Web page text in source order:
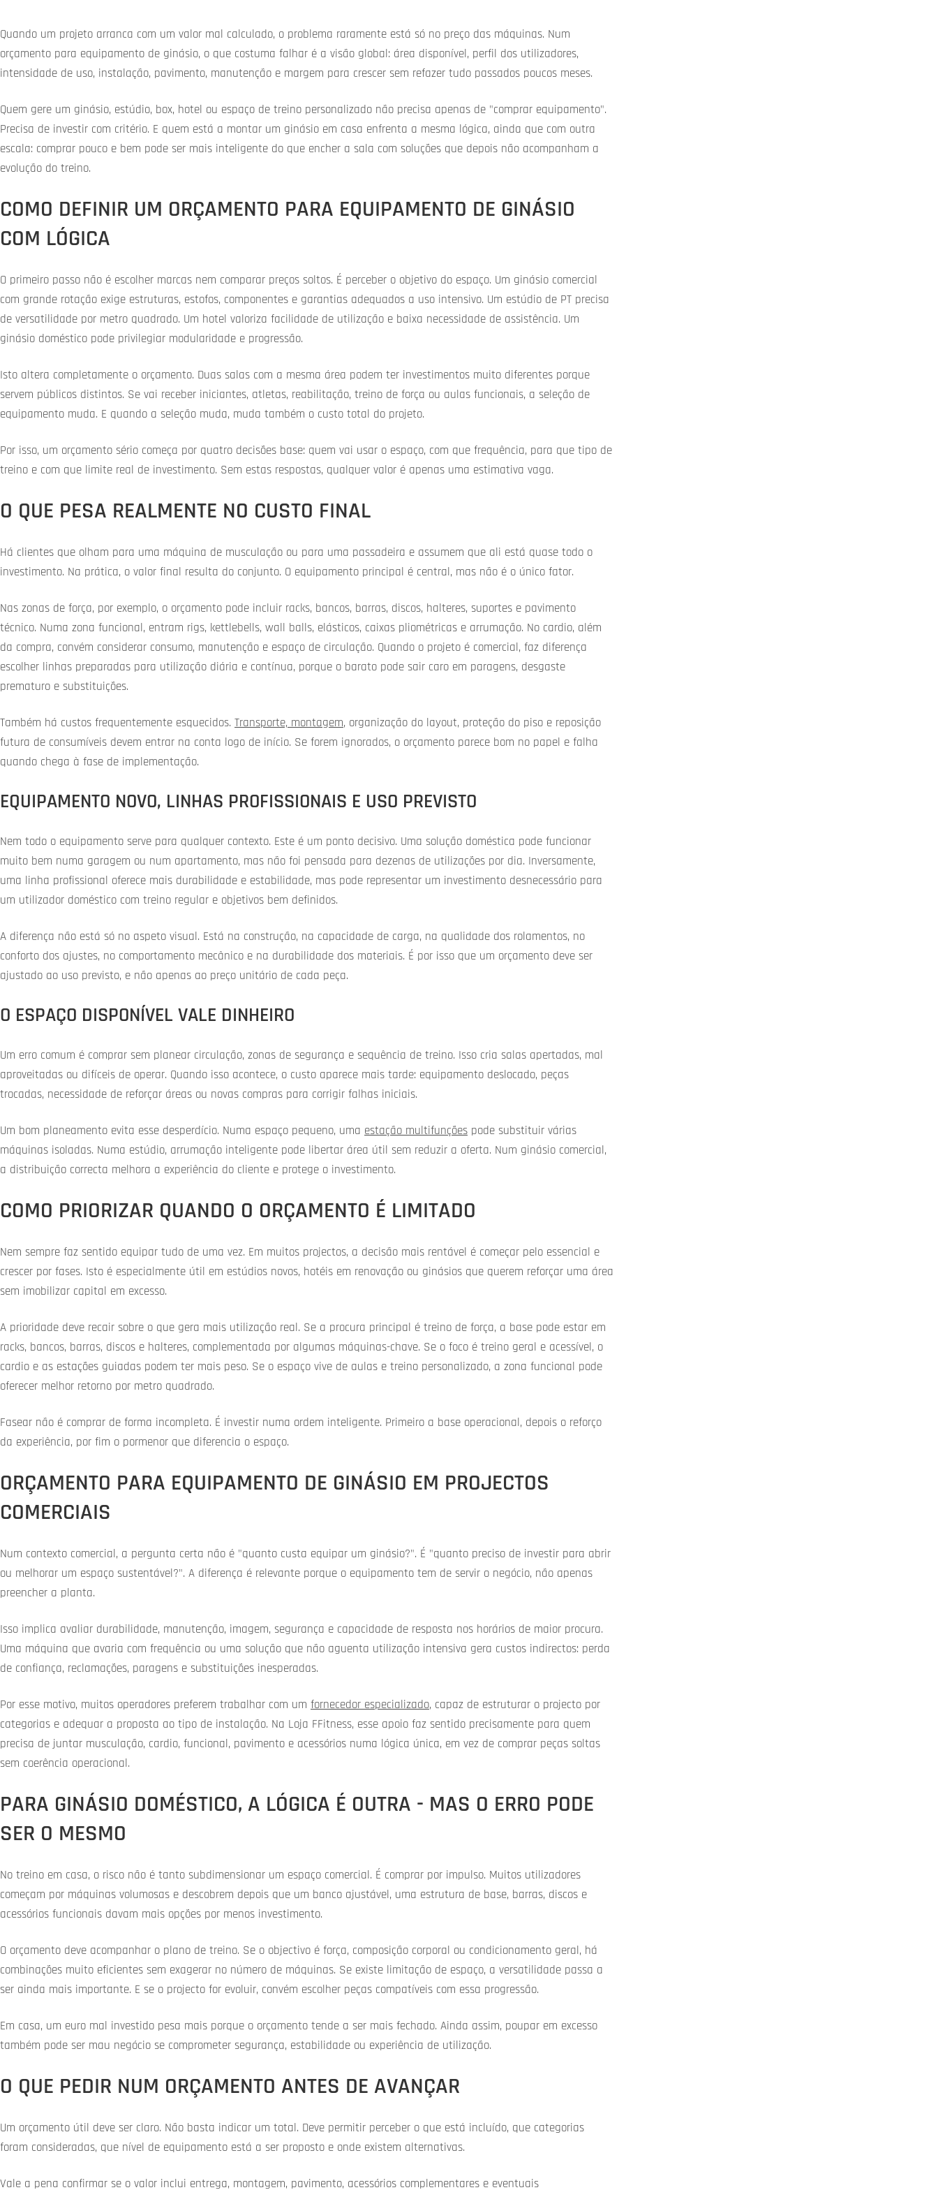
Quando um projeto arranca com um valor mal calculado, o problema raramente está só no preço das máquinas. Num
orçamento para equipamento de ginásio, o que costuma falhar é a visão global: área disponível, perfil dos utilizadores,
intensidade de uso, instalação, pavimento, manutenção e margem para crescer sem refazer tudo passados poucos meses.
Quem gere um ginásio, estúdio, box, hotel ou espaço de treino personalizado não precisa apenas de "comprar equipamento".
Precisa de investir com critério. E quem está a montar um ginásio em casa enfrenta a mesma lógica, ainda que com outra
escala: comprar pouco e bem pode ser mais inteligente do que encher a sala com soluções que depois não acompanham a
evolução do treino.
COMO DEFINIR UM ORÇAMENTO PARA EQUIPAMENTO DE GINÁSIO
COM LÓGICA
O primeiro passo não é escolher marcas nem comparar preços soltos. É perceber o objetivo do espaço. Um ginásio comercial
com grande rotação exige estruturas, estofos, componentes e garantias adequados a uso intensivo. Um estúdio de PT precisa
de versatilidade por metro quadrado. Um hotel valoriza facilidade de utilização e baixa necessidade de assistência. Um
ginásio doméstico pode privilegiar modularidade e progressão.
Isto altera completamente o orçamento. Duas salas com a mesma área podem ter investimentos muito diferentes porque
servem públicos distintos. Se vai receber iniciantes, atletas, reabilitação, treino de força ou aulas funcionais, a seleção de
equipamento muda. E quando a seleção muda, muda também o custo total do projeto.
Por isso, um orçamento sério começa por quatro decisões base: quem vai usar o espaço, com que frequência, para que tipo de
treino e com que limite real de investimento. Sem estas respostas, qualquer valor é apenas uma estimativa vaga.
O QUE PESA REALMENTE NO CUSTO FINAL
Há clientes que olham para uma máquina de musculação ou para uma passadeira e assumem que ali está quase todo o
investimento. Na prática, o valor final resulta do conjunto. O equipamento principal é central, mas não é o único fator.
Nas zonas de força, por exemplo, o orçamento pode incluir racks, bancos, barras, discos, halteres, suportes e pavimento
técnico. Numa zona funcional, entram rigs, kettlebells, wall balls, elásticos, caixas pliométricas e arrumação. No cardio, além
da compra, convém considerar consumo, manutenção e espaço de circulação. Quando o projeto é comercial, faz diferença
escolher linhas preparadas para utilização diária e contínua, porque o barato pode sair caro em paragens, desgaste
prematuro e substituições.
Também há custos frequentemente esquecidos. Transporte, montagem, organização do layout, proteção do piso e reposição
futura de consumíveis devem entrar na conta logo de início. Se forem ignorados, o orçamento parece bom no papel e falha
quando chega à fase de implementação.
EQUIPAMENTO NOVO, LINHAS PROFISSIONAIS E USO PREVISTO
Nem todo o equipamento serve para qualquer contexto. Este é um ponto decisivo. Uma solução doméstica pode funcionar
muito bem numa garagem ou num apartamento, mas não foi pensada para dezenas de utilizações por dia. Inversamente,
uma linha profissional oferece mais durabilidade e estabilidade, mas pode representar um investimento desnecessário para
um utilizador doméstico com treino regular e objetivos bem definidos.
A diferença não está só no aspeto visual. Está na construção, na capacidade de carga, na qualidade dos rolamentos, no
conforto dos ajustes, no comportamento mecânico e na durabilidade dos materiais. É por isso que um orçamento deve ser
ajustado ao uso previsto, e não apenas ao preço unitário de cada peça.
O ESPAÇO DISPONÍVEL VALE DINHEIRO
Um erro comum é comprar sem planear circulação, zonas de segurança e sequência de treino. Isso cria salas apertadas, mal
aproveitadas ou difíceis de operar. Quando isso acontece, o custo aparece mais tarde: equipamento deslocado, peças
trocadas, necessidade de reforçar áreas ou novas compras para corrigir falhas iniciais.
Um bom planeamento evita esse desperdício. Numa espaço pequeno, uma estação multifunções pode substituir várias
máquinas isoladas. Numa estúdio, arrumação inteligente pode libertar área útil sem reduzir a oferta. Num ginásio comercial,
a distribuição correcta melhora a experiência do cliente e protege o investimento.
COMO PRIORIZAR QUANDO O ORÇAMENTO É LIMITADO
Nem sempre faz sentido equipar tudo de uma vez. Em muitos projectos, a decisão mais rentável é começar pelo essencial e
crescer por fases. Isto é especialmente útil em estúdios novos, hotéis em renovação ou ginásios que querem reforçar uma área
sem imobilizar capital em excesso.
A prioridade deve recair sobre o que gera mais utilização real. Se a procura principal é treino de força, a base pode estar em
racks, bancos, barras, discos e halteres, complementada por algumas máquinas-chave. Se o foco é treino geral e acessível, o
cardio e as estações guiadas podem ter mais peso. Se o espaço vive de aulas e treino personalizado, a zona funcional pode
oferecer melhor retorno por metro quadrado.
Fasear não é comprar de forma incompleta. É investir numa ordem inteligente. Primeiro a base operacional, depois o reforço
da experiência, por fim o pormenor que diferencia o espaço.
ORÇAMENTO PARA EQUIPAMENTO DE GINÁSIO EM PROJECTOS
COMERCIAIS
Num contexto comercial, a pergunta certa não é "quanto custa equipar um ginásio?". É "quanto preciso de investir para abrir
ou melhorar um espaço sustentável?". A diferença é relevante porque o equipamento tem de servir o negócio, não apenas
preencher a planta.
Isso implica avaliar durabilidade, manutenção, imagem, segurança e capacidade de resposta nos horários de maior procura.
Uma máquina que avaria com frequência ou uma solução que não aguenta utilização intensiva gera custos indirectos: perda
de confiança, reclamações, paragens e substituições inesperadas.
Por esse motivo, muitos operadores preferem trabalhar com um fornecedor especializado, capaz de estruturar o projecto por
categorias e adequar a proposta ao tipo de instalação. Na Loja FFitness, esse apoio faz sentido precisamente para quem
precisa de juntar musculação, cardio, funcional, pavimento e acessórios numa lógica única, em vez de comprar peças soltas
sem coerência operacional.
PARA GINÁSIO DOMÉSTICO, A LÓGICA É OUTRA - MAS O ERRO PODE
SER O MESMO
No treino em casa, o risco não é tanto subdimensionar um espaço comercial. É comprar por impulso. Muitos utilizadores
começam por máquinas volumosas e descobrem depois que um banco ajustável, uma estrutura de base, barras, discos e
acessórios funcionais davam mais opções por menos investimento.
O orçamento deve acompanhar o plano de treino. Se o objectivo é força, composição corporal ou condicionamento geral, há
combinações muito eficientes sem exagerar no número de máquinas. Se existe limitação de espaço, a versatilidade passa a
ser ainda mais importante. E se o projecto for evoluir, convém escolher peças compatíveis com essa progressão.
Em casa, um euro mal investido pesa mais porque o orçamento tende a ser mais fechado. Ainda assim, poupar em excesso
também pode ser mau negócio se comprometer segurança, estabilidade ou experiência de utilização.
O QUE PEDIR NUM ORÇAMENTO ANTES DE AVANÇAR
Um orçamento útil deve ser claro. Não basta indicar um total. Deve permitir perceber o que está incluído, que categorias
foram consideradas, que nível de equipamento está a ser proposto e onde existem alternativas.
Vale a pena confirmar se o valor inclui entrega, montagem, pavimento, acessórios complementares e eventuais